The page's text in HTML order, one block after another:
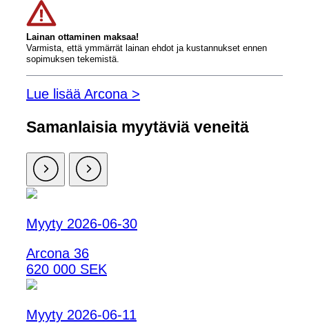
Lainan ottaminen maksaa!
Varmista, että ymmärrät lainan ehdot ja kustannukset ennen
sopimuksen tekemistä.
Lue lisää Arcona >
Samanlaisia ​​myytäviä veneitä
Myyty 2026-06-30
Arcona 36
620 000 SEK
Myyty 2026-06-11